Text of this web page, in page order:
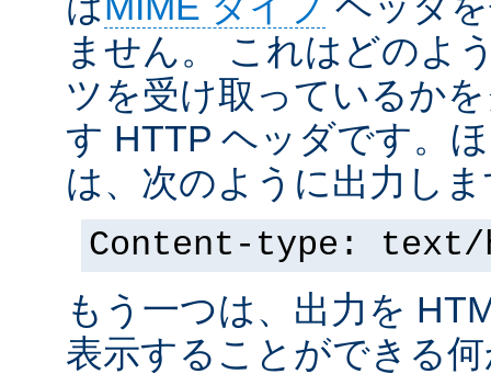
ません。 これはどのよ
ツを受け取っているか
す HTTP ヘッダです。
は、次のように出力し
Content-type: text/
もう一つは、出力を
表示することができる